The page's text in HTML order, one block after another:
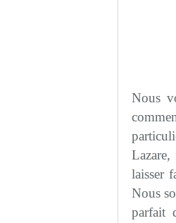
Nous
laisser
Nous
parfait